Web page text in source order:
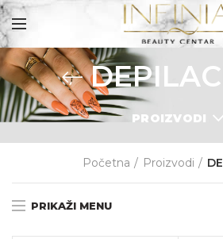
PROIZVODI
Početna Proizvodi
PRIKAŽI MENU
PROIZVODI